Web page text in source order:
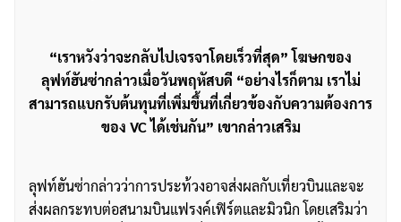
“เราหวังว่าจะกลับไปเจรจาโดยเร็วที่สุด” โฆษกของ
ลุฟท์ฮันซ่ากล่าวเมื่อวันพฤหัสบดี “อย่างไรก็ตาม เราไม่
สามารถแบกรับต้นทุนที่เพิ่มขึ้นที่เกี่ยวข้องกับความต้องการ
ของ VC ได้เช่นกัน” เขากล่าวเสริม
ลุฟท์ฮันซ่ากล่าวว่าการประท้วงอาจส่งผลกับเที่ยวบินและจะ
ส่งผลกระทบต่อสนามบินแฟรงค์เฟิร์ตและมิวนิก โดยเสริมว่า